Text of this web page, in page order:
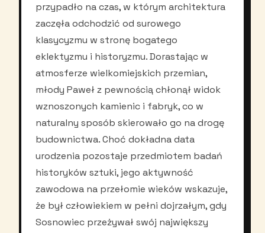
przypadło na czas, w którym architektura
zaczęła odchodzić od surowego
klasycyzmu w stronę bogatego
eklektyzmu i historyzmu. Dorastając w
atmosferze wielkomiejskich przemian,
młody Paweł z pewnością chłonął widok
wznoszonych kamienic i fabryk, co w
naturalny sposób skierowało go na drogę
budownictwa. Choć dokładna data
urodzenia pozostaje przedmiotem badań
historyków sztuki, jego aktywność
zawodowa na przełomie wieków wskazuje,
że był człowiekiem w pełni dojrzałym, gdy
Sosnowiec przeżywał swój największy